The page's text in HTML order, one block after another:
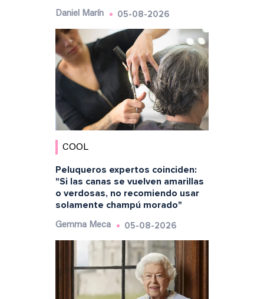
Daniel Marín 05-08-2026
COOL
Peluqueros expertos coinciden:
"Si las canas se vuelven amarillas
o verdosas, no recomiendo usar
solamente champú morado"
Gemma Meca 05-08-2026